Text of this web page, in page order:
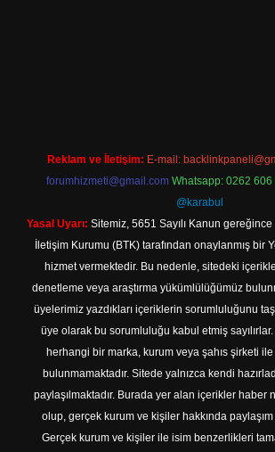
Reklam ve İletişim: E-mail:
forumhizmeti@gmail.com Whatsapp: 0262 606
@karabul
Yasal Uyarı: Sitemiz, 5651 Sayılı Kanun
İletişim Kurumu (BTK) tarafından onaylanmış bir
hizmet vermektedir. Bu nedenle, sitedeki
denetleme veya araştırma yükümlülüğümüz
üyelerimiz yazdıkları içeriklerin sorumluluğunu
üye olarak bu sorumluluğu kabul etmiş
herhangi bir marka, kurum veya şahıs şirketi ile
bulunmamaktadır. Sitede yalnızca kendi
paylaşılmaktadır. Burada yer alan içerikler haber
olup, gerçek kurum ve kişiler hakkında paylaşım
Gerçek kurum ve kişiler ile isim benzerlikleri